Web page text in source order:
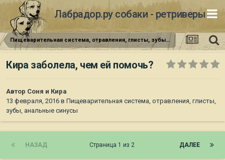
Лабрадор.ру собаки - ретриверы
Пищеварительная система, отравления, глисты, зубы, анальные синусы
Кира заболела, чем ей помочь?
Автор Соня и Кира
13 февраля, 2016 в Пищеварительная система, отравления, глисты,
зубы, анальные синусы
НАЗАД ДАЛЕЕ
Страница 1 из 2